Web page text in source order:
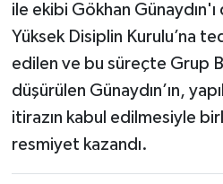
ile ekibi Gökhan
Yüksek Disiplin Kurulu’na
edilen ve bu süreçte Grup
düşürülen Günaydın’ın,
itirazın kabul edilmesiyle
resmiyet kazandı.